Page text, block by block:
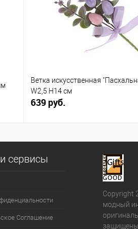
Ветка искусственная
W2,5 H14 см
639 руб.
сервисы
Соглашение
Copyright
модный